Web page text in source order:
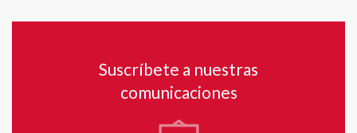
Suscríbete a nuestras
comunicaciones